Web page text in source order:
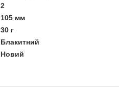
2
105 мм
30 г
Блакитний
Новий